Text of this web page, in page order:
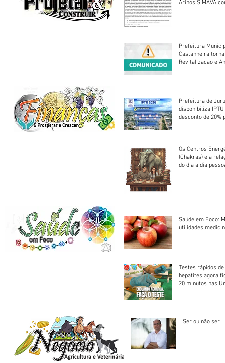
Arinos SIMAVA convoca à
Prefeitura
Castanheira
Revitalização e
Prefeitura de
disponibiliza
desconto de 20%
Os Centros
(Chakras) e a
do dia a dia
Saúde em Foco:
utilidades
Testes rápidos
hepatites agora
20 minutos nas
Ser ou não ser